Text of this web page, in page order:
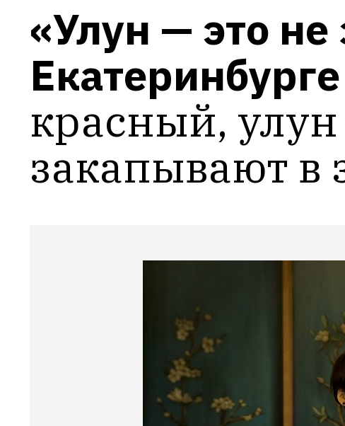
«Улун — это
Екатеринбурге
красный,
закапывают в